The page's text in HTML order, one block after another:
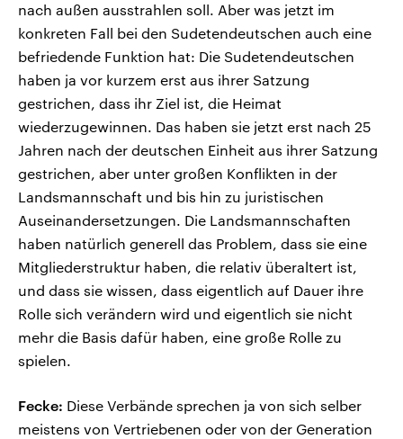
nach außen ausstrahlen soll. Aber was jetzt im
konkreten Fall bei den Sudetendeutschen auch eine
befriedende Funktion hat: Die Sudetendeutschen
haben ja vor kurzem erst aus ihrer Satzung
gestrichen, dass ihr Ziel ist, die Heimat
wiederzugewinnen. Das haben sie jetzt erst nach 25
Jahren nach der deutschen Einheit aus ihrer Satzung
gestrichen, aber unter großen Konflikten in der
Landsmannschaft und bis hin zu juristischen
Auseinandersetzungen. Die Landsmannschaften
haben natürlich generell das Problem, dass sie eine
Mitgliederstruktur haben, die relativ überaltert ist,
und dass sie wissen, dass eigentlich auf Dauer ihre
Rolle sich verändern wird und eigentlich sie nicht
mehr die Basis dafür haben, eine große Rolle zu
spielen.
Fecke: Diese Verbände sprechen ja von sich selber
meistens von Vertriebenen oder von der Generation